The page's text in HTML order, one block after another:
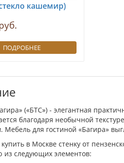
кашемир)
ПОДРОБНЕЕ
(«БТС») - элегантная
благодаря необычной
Мебель для гостиной «Багира»
в Москве стенку от
из следующих элементов: